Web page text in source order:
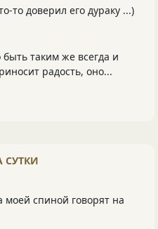
то доверил его дураку ...)
таким же всегда и
радость, оно...
моей спиной говорят на